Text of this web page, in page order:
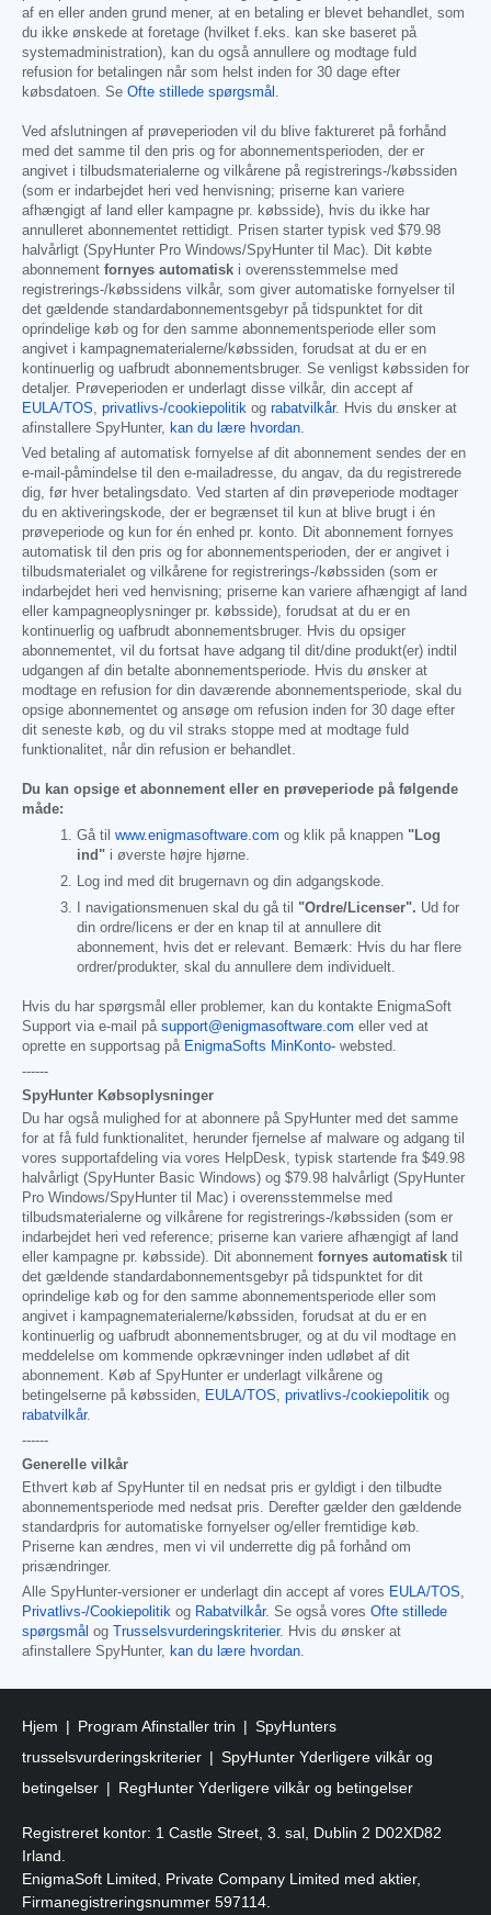
af en eller anden grund mener, at en betaling er blevet behandlet, som
du ikke ønskede at foretage (hvilket f.eks. kan ske baseret på
systemadministration), kan du også annullere og modtage fuld
refusion for betalingen når som helst inden for 30 dage efter
købsdatoen. Se Ofte stillede spørgsmål
Ved afslutningen af prøveperioden vil du blive faktureret på forhånd
med det samme til den pris og for abonnementsperioden, der er
angivet i tilbudsmaterialerne og vilkårene på registrerings-/købssiden
(som er indarbejdet heri ved henvisning; priserne kan variere
afhængigt af land eller kampagne pr. købsside), hvis du ikke har
annulleret abonnementet rettidigt. Prisen starter typisk ved $79.98
halvårligt (SpyHunter Pro Windows/SpyHunter til Mac). Dit købte
abonnement fornyes automatisk i overensstemmelse med
registrerings-/købssidens vilkår, som giver automatiske fornyelser til
det gældende standardabonnementsgebyr på tidspunktet for dit
oprindelige køb og for den samme abonnementsperiode eller som
angivet i kampagnematerialerne/købssiden, forudsat at du er en
kontinuerlig og uafbrudt abonnementsbruger. Se venligst købssiden for
detaljer. Prøveperioden er underlagt disse vilkår, din accept af
EULA/TOS
privatlivs-/cookiepolitik og rabatvilkår. Hvis du ønsker at
afinstallere SpyHunter,
kan du lære hvordan
Ved betaling af automatisk fornyelse af dit abonnement sendes der en
e-mail-påmindelse til den e-mailadresse, du angav, da du registrerede
dig, før hver betalingsdato. Ved starten af din prøveperiode modtager
du en aktiveringskode, der er begrænset til kun at blive brugt i én
prøveperiode og kun for én enhed pr. konto. Dit abonnement fornyes
automatisk til den pris og for abonnementsperioden, der er angivet i
tilbudsmaterialet og vilkårene for registrerings-/købssiden (som er
indarbejdet heri ved henvisning; priserne kan variere afhængigt af land
eller kampagneoplysninger pr. købsside), forudsat at du er en
kontinuerlig og uafbrudt abonnementsbruger. Hvis du opsiger
abonnementet, vil du fortsat have adgang til dit/dine produkt(er) indtil
udgangen af din betalte abonnementsperiode. Hvis du ønsker at
modtage en refusion for din daværende abonnementsperiode, skal du
opsige abonnementet og ansøge om refusion inden for 30 dage efter
dit seneste køb, og du vil straks stoppe med at modtage fuld
funktionalitet, når din refusion er behandlet.
Du kan opsige et abonnement eller en prøveperiode på følgende
måde:
Gå til www.enigmasoftware.com og klik på knappen "Log
ind" i øverste højre hjørne.
Log ind med dit brugernavn og din adgangskode.
I navigationsmenuen skal du gå til "Ordre/Licenser". Ud for
din ordre/licens er der en knap til at annullere dit
abonnement, hvis det er relevant. Bemærk: Hvis du har flere
ordrer/produkter, skal du annullere dem individuelt.
Hvis du har spørgsmål eller problemer, kan du kontakte EnigmaSoft
Support via e-mail på support@enigmasoftware.com eller ved at
oprette en supportsag på EnigmaSofts MinKonto- websted.
------
SpyHunter Købsoplysninger
Du har også mulighed for at abonnere på SpyHunter med det samme
for at få fuld funktionalitet, herunder fjernelse af malware og adgang til
vores supportafdeling via vores HelpDesk, typisk startende fra $49.98
halvårligt (SpyHunter Basic Windows) og $79.98 halvårligt (SpyHunter
Pro Windows/SpyHunter til Mac) i overensstemmelse med
tilbudsmaterialerne og vilkårene for registrerings-/købssiden (som er
indarbejdet heri ved reference; priserne kan variere afhængigt af land
eller kampagne pr. købsside). Dit abonnement fornyes automatisk til
det gældende standardabonnementsgebyr på tidspunktet for dit
oprindelige køb og for den samme abonnementsperiode eller som
angivet i kampagnematerialerne/købssiden, forudsat at du er en
kontinuerlig og uafbrudt abonnementsbruger, og at du vil modtage en
meddelelse om kommende opkrævninger inden udløbet af dit
abonnement. Køb af SpyHunter er underlagt vilkårene og
betingelserne på købssiden, EULA/TOS, privatlivs-/cookiepolitik og
rabatvilkår.
------
Generelle vilkår
Ethvert køb af SpyHunter til en nedsat pris er gyldigt i den tilbudte
abonnementsperiode med nedsat pris. Derefter gælder den gældende
standardpris for automatiske fornyelser og/eller fremtidige køb.
Priserne kan ændres, men vi vil underrette dig på forhånd om
prisændringer.
Alle SpyHunter-versioner er underlagt din accept af vores EULA/TOS,
Privatlivs-/Cookiepolitik og Rabatvilkår. Se også vores Ofte stillede
spørgsmål og Trusselsvurderingskriterier. Hvis du ønsker at
afinstallere SpyHunter, kan du lære hvordan.
Hjem Program Afinstaller trin
SpyHunters
trusselsvurderingskriterier
SpyHunter Yderligere vilkår og
betingelser
RegHunter Yderligere vilkår og betingelser
Registreret kontor: 1 Castle Street, 3. sal, Dublin 2 D02XD82
Irland.
EnigmaSoft Limited, Private Company Limited med aktier,
Firmanegistreringsnummer 597114.